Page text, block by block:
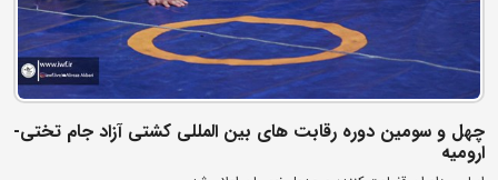
چهل و سومین دوره رقابت های بین المللی کشتی آزاد جام تختی-
ارومیه